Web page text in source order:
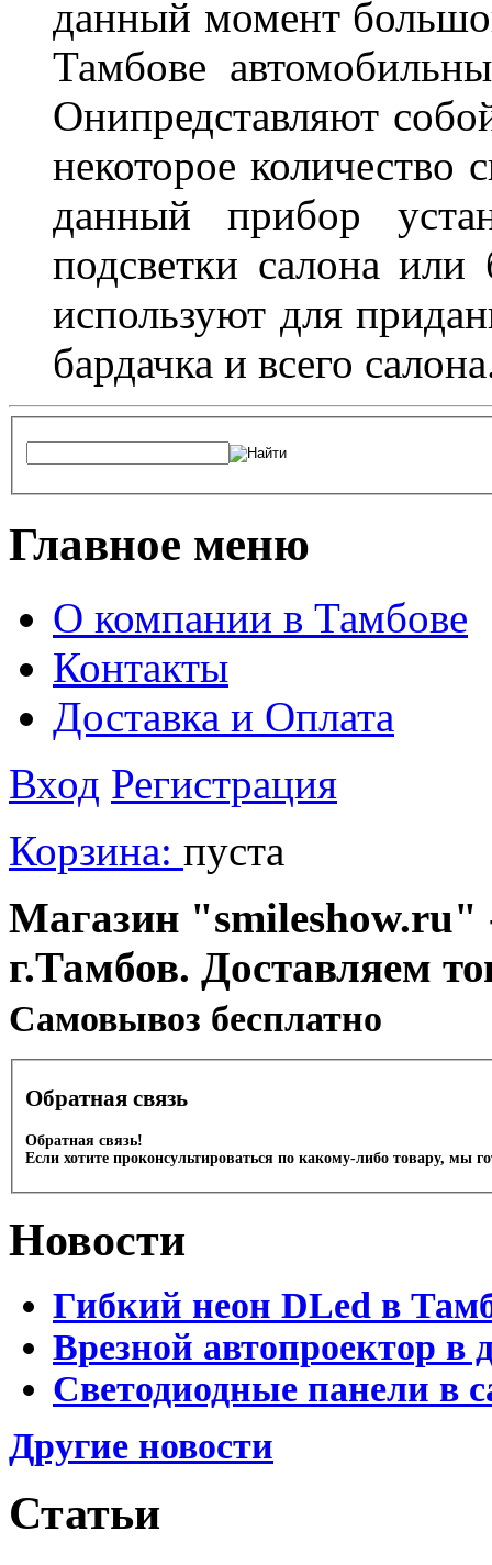
данный момент
Тамбове
Онипредставляют
некоторое количество
данный прибор
подсветки салона
используют для
бардачка и всего
Главное меню
О компании в Тамбове
Контакты
Доставка и Оплата
Вход Регистрация
Корзина: пуста
Магазин "smileshow.ru"
г.Тамбов. Доставляем
Cамовывоз бесплатно
Обратная связь
Обратная связь!
Если хотите проконсультироваться по какому-либо товару, мы
Новости
Гибкий неон DLed в
Врезной автопроектор в
Светодиодные панели в
Другие новости
Статьи